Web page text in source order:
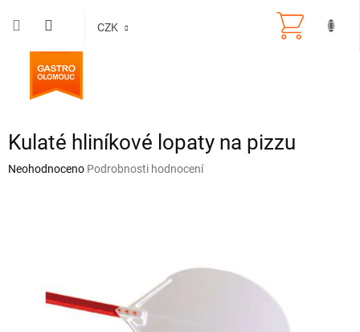
CZK
Kulaté hliníkové lopaty na pizzu
Průměrné
Neohodnoceno Podrobnosti hodnocení